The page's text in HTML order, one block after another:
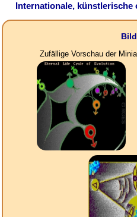
Internationale,
Zufällige Vorschau der